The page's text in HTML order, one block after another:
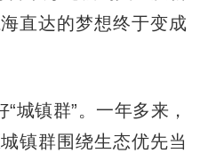
直达的梦想终于变成
镇群”。一年多来，
镇群围绕生态优先当